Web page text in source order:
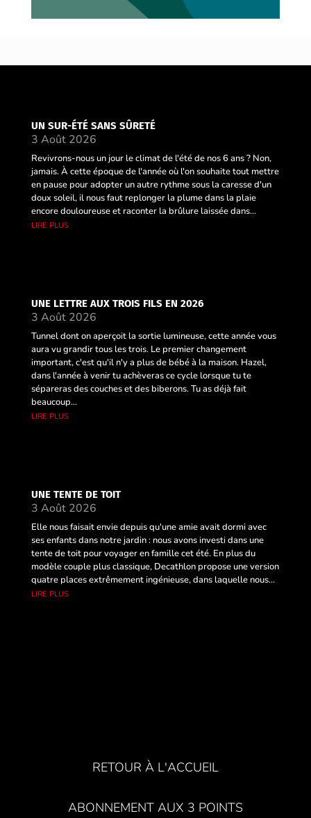
UN SUR-ÉTÉ SANS SÛRETÉ
3 Août 2026
Revivrons-nous un jour le climat de l'été de nos 6 ans ? Non,
jamais. À cette époque de l'année où l'on souhaite tout mettre
en pause pour adopter un autre rythme sous la caresse d'un
doux soleil, il nous faut replonger la plume dans la plaie
encore douloureuse et raconter la brûlure laissée dans...
lire plus
UNE LETTRE AUX TROIS FILS EN 2026
3 Août 2026
Tunnel dont on aperçoit la sortie lumineuse, cette année vous
aura vu grandir tous les trois. Le premier changement
important, c'est qu'il n'y a plus de bébé à la maison. Hazel,
dans l'année à venir tu achèveras ce cycle lorsque tu te
sépareras des couches et des biberons. Tu as déjà fait
beaucoup...
lire plus
UNE TENTE DE TOIT
3 Août 2026
Elle nous faisait envie depuis qu'une amie avait dormi avec
ses enfants dans notre jardin : nous avons investi dans une
tente de toit pour voyager en famille cet été. En plus du
modèle couple plus classique, Decathlon propose une version
quatre places extrêmement ingénieuse, dans laquelle nous...
lire plus
RETOUR À L'ACCUEIL
ABONNEMENT AUX 3 POINTS